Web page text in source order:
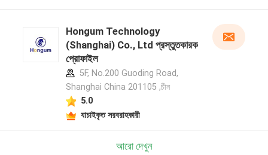
Hongum Technology
(Shanghai) Co., Ltd প্রস্তুতকারক
প্রোফাইল
5F, No.200 Guoding Road,
Shanghai China 201105 ,চীন
5.0
যাচাইকৃত সরবরাহকারী
আরো দেখুন